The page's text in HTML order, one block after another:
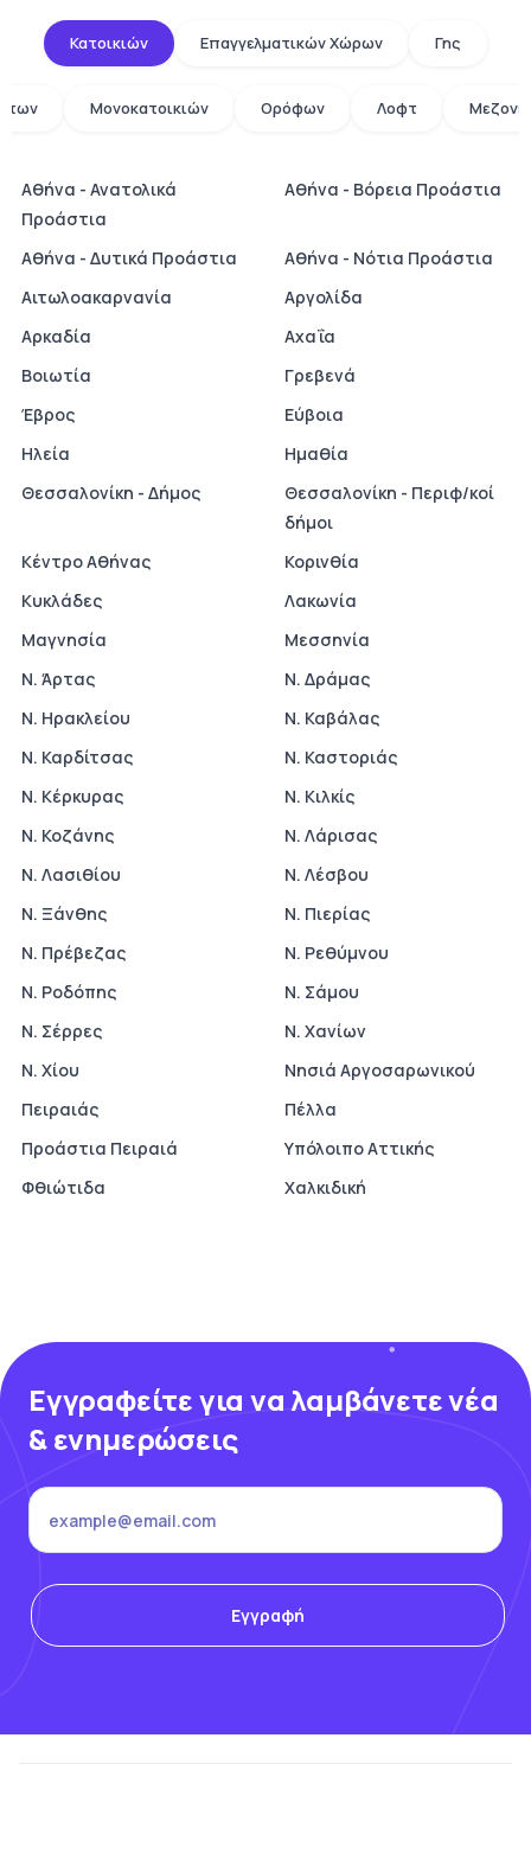
Κατοικιών Επαγγελματικών Χώρων Γης
Μονοκατοικιών Ορόφων Λοφτ
Αθήνα - Ανατολικά
Προάστια
Αθήνα - Βόρεια Προάστια
Αθήνα - Δυτικά Προάστια
Αθήνα - Νότια Προάστια
Αιτωλοακαρνανία
Αργολίδα
Αρκαδία
Αχαΐα
Βοιωτία
Γρεβενά
Έβρος
Εύβοια
Ηλεία
Ημαθία
Θεσσαλονίκη - Δήμος
Θεσσαλονίκη - Περιφ/κοί
δήμοι
Κέντρο Αθήνας
Κορινθία
Κυκλάδες
Λακωνία
Μαγνησία
Μεσσηνία
Ν. Άρτας
Ν. Δράμας
Ν. Ηρακλείου
Ν. Καβάλας
Ν. Καρδίτσας
Ν. Καστοριάς
Ν. Κέρκυρας
Ν. Κιλκίς
Ν. Κοζάνης
Ν. Λάρισας
Ν. Λασιθίου
Ν. Λέσβου
Ν. Ξάνθης
Ν. Πιερίας
Ν. Πρέβεζας
Ν. Ρεθύμνου
Ν. Ροδόπης
Ν. Σάμου
Ν. Σέρρες
Ν. Χανίων
Ν. Χίου
Νησιά Αργοσαρωνικού
Πειραιάς
Πέλλα
Προάστια Πειραιά
Υπόλοιπο Αττικής
Φθιώτιδα
Χαλκιδική
Εγγραφείτε για να λαμβάνετε νέα
& ενημερώσεις